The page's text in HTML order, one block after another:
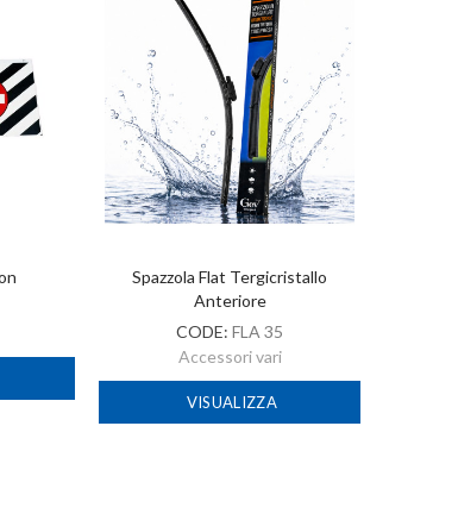
Spazzola Flat Tergicristallo
Anteriore
CODE: FLA 35
Accessori vari
VISUALIZZA